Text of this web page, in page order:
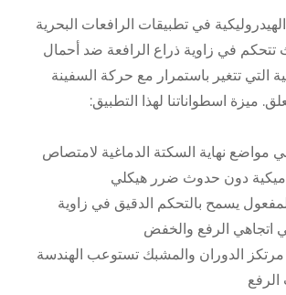
في تطبيقات الرافعات البحرية
تتحكم في زاوية ذراع الرافعة ضد أحمال
التي تتغير باستمرار مع حركة السفينة
ميزة اسطواناتنا لهذا التطبيق:
مواضع نهاية السكتة الدماغية لامتصاص
دون حدوث ضرر هيكلي
يسمح بالتحكم الدقيق في زاوية
اتجاهي الرفع والخفض
الدوران والمشبك تستوعب الهندسة
الرفع